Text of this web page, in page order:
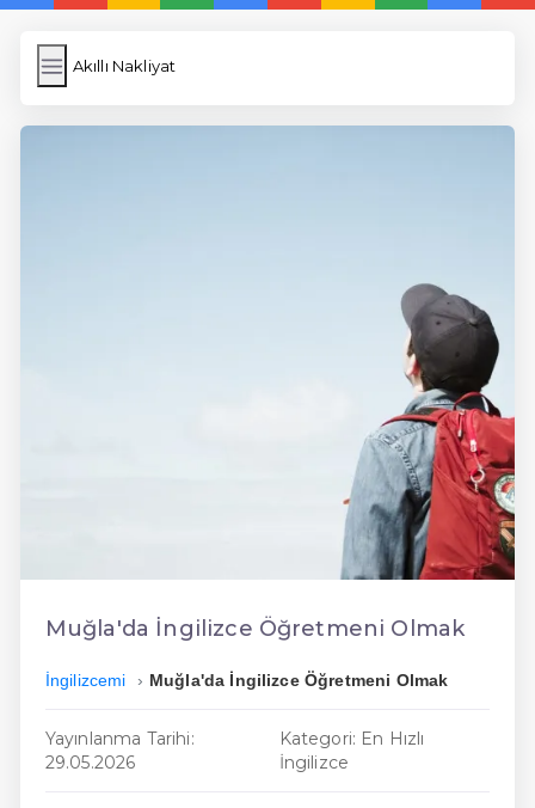
Akıllı Nakliyat
Akıllı Nakliyat
En Uygun İngilizce
Hızlı İngilizce
Muğla'da İngilizce Öğretmeni Olmak
İngilizcemi Muğla'da İngilizce Öğretmeni Olmak
Yayınlanma Tarihi:
29.05.2026
Kategori: En Hızlı
İngilizce